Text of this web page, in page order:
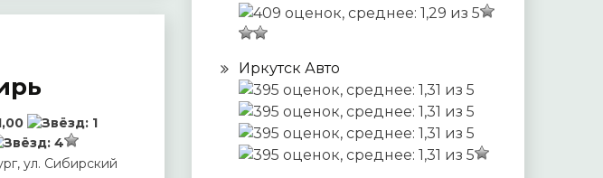
ул. Сибирский
Иркутск Авто